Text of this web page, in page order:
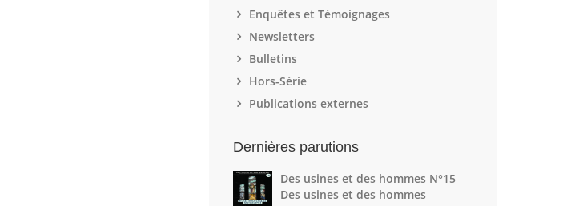
Enquêtes et Témoignages
Newsletters
Bulletins
Hors-Série
Publications externes
Dernières parutions
Des usines et des hommes N°15
Des usines et des hommes